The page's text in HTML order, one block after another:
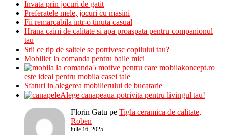
Invata prin jocuri de gatit
Preferatele mele, jocuri cu masini
Fii remarcabila intr-o tinuta casual
Hrana caini de calitate si apa proaspata pentru companionul
tau
Stii ce tip de saltele se potrivesc copilului tau?
Mobilier la comanda pentru baile mici
5 motive pentru care mobilakoncept.ro
este ideal pentru mobila casei tale
Sfaturi in alegerea mobilierului de bucatarie
Alege canapeaua potrivita pentru livingul tau!
Florin Gatu pe Tigla ceramica de calitate,
Roben
iulie 16, 2025